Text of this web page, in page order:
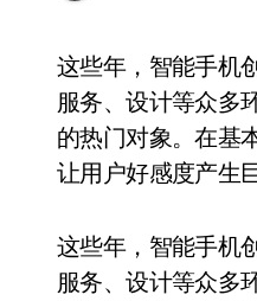
这些年，智能手机创新的脚步从来没有停止过，所有的厂商在芯片、存储、交互、呈现、感应、
服务、设计等众多
的热门对象。在基
让用户好感度产生
这些年，智能手机
服务、设计等众多